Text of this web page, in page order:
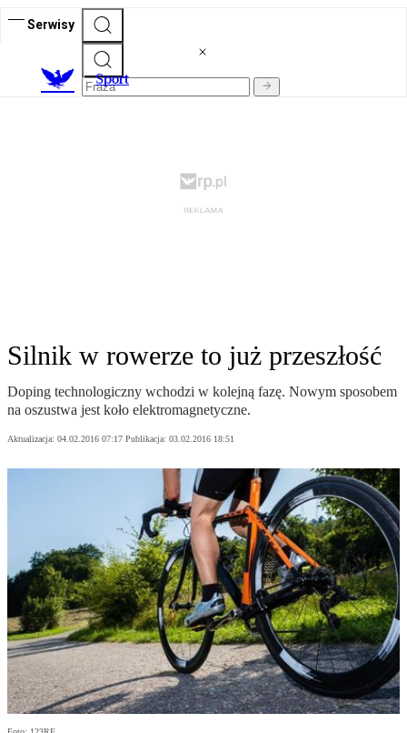
Serwisy
Sport
Silnik w rowerze to już przeszłość
Doping technologiczny wchodzi w kolejną fazę. Nowym sposobem
na oszustwa jest koło elektromagnetyczne.
Aktualizacja: 04.02.2016 07:17 Publikacja: 03.02.2016 18:51